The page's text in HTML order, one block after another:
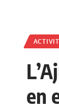
en